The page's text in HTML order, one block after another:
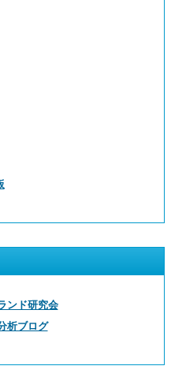
ンド研究会
析ブログ